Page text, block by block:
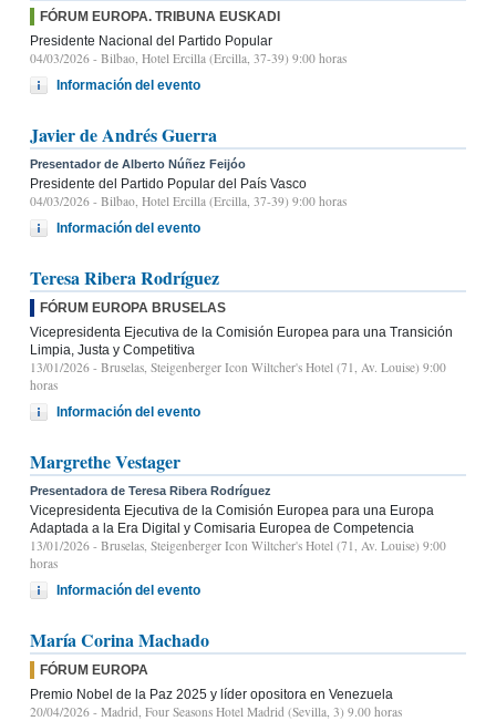
FÓRUM EUROPA. TRIBUNA EUSKADI
Presidente Nacional del Partido Popular
04/03/2026 - Bilbao, Hotel Ercilla (Ercilla, 37-39) 9:00 horas
Información del evento
Javier de Andrés Guerra
Presentador de Alberto Núñez Feijóo
Presidente del Partido Popular del País Vasco
04/03/2026 - Bilbao, Hotel Ercilla (Ercilla, 37-39) 9:00 horas
Información del evento
Teresa Ribera Rodríguez
FÓRUM EUROPA BRUSELAS
Vicepresidenta Ejecutiva de la Comisión Europea para una Transición
Limpia, Justa y Competitiva
13/01/2026 - Bruselas, Steigenberger Icon Wiltcher's Hotel (71, Av. Louise) 9:00
horas
Información del evento
Margrethe Vestager
Presentadora de Teresa Ribera Rodríguez
Vicepresidenta Ejecutiva de la Comisión Europea para una Europa
Adaptada a la Era Digital y Comisaria Europea de Competencia
13/01/2026 - Bruselas, Steigenberger Icon Wiltcher's Hotel (71, Av. Louise) 9:00
horas
Información del evento
María Corina Machado
FÓRUM EUROPA
Premio Nobel de la Paz 2025 y líder opositora en Venezuela
20/04/2026 - Madrid, Four Seasons Hotel Madrid (Sevilla, 3) 9.00 horas